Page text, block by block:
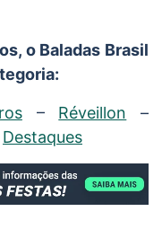
o Baladas Brasil
– Réveillon –
Destaques